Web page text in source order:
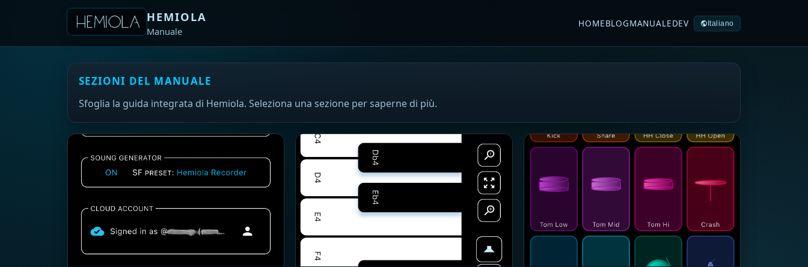
HEMIOLA
Manuale
HOMEBLOGMANUALEDEV Italiano
SEZIONI DEL MANUALE
Sfoglia la guida integrata di Hemiola. Seleziona una sezione per saperne di più.